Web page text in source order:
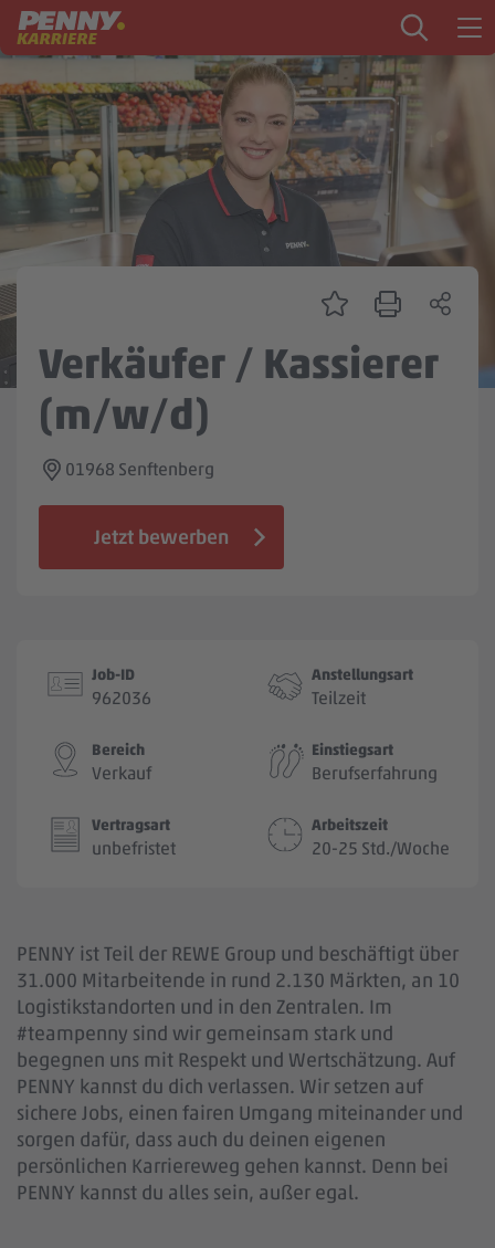
Zum Inhalt springen
Startseite
PENNY als Arbeitgeber
Ausbildung
Markt
Zentrale & Vertrieb
Mein Kandidat:innenprofil
Jobbörse
Verkäufer / Kassierer
(m/w/d)
01968 Senftenberg
Jetzt bewerben
Job-ID
962036
Anstellungsart
Teilzeit
Bereich
Verkauf
Einstiegsart
Berufserfahrung
Vertragsart
unbefristet
Arbeitszeit
20-25 Std./Woche
PENNY ist Teil der REWE Group und beschäftigt über
31.000 Mitarbeitende in rund 2.130 Märkten, an 10
Logistikstandorten und in den Zentralen. Im
#teampenny sind wir gemeinsam stark und
begegnen uns mit Respekt und Wertschätzung. Auf
PENNY kannst du dich verlassen. Wir setzen auf
sichere Jobs, einen fairen Umgang miteinander und
sorgen dafür, dass auch du deinen eigenen
persönlichen Karriereweg gehen kannst. Denn bei
PENNY kannst du alles sein, außer egal.